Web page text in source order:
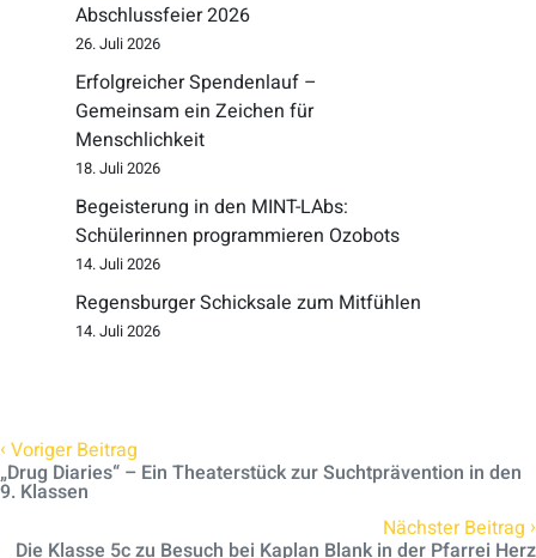
Abschlussfeier 2026
26. Juli 2026
Erfolgreicher Spendenlauf –
Gemeinsam ein Zeichen für
Menschlichkeit
18. Juli 2026
Begeisterung in den MINT-LAbs:
Schülerinnen programmieren Ozobots
14. Juli 2026
Regensburger Schicksale zum Mitfühlen
14. Juli 2026
‹ Voriger Beitrag
„Drug Diaries“ – Ein Theaterstück zur Suchtprävention in den
9. Klassen
Nächster Beitrag ›
Die Klasse 5c zu Besuch bei Kaplan Blank in der Pfarrei Herz